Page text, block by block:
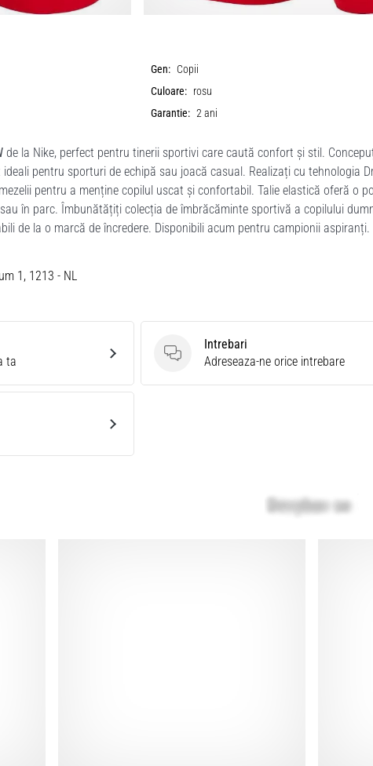
Gen: Copii
Culoare: rosu
Garantie: 2 ani
de la Nike, perfect pentru tinerii sportivi care caută confort și stil.
pentru sporturi de echipă sau joacă casual. Realizați cu tehnologia
pentru a menține copilul uscat și confortabil. Talie elastică oferă o
în parc. Îmbunătățiți colecția de îmbrăcăminte sportivă a copilului
de la o marcă de încredere. Disponibili acum pentru campionii aspiranți.
1, 1213 - NL
ta
Intrebari
Intrebari
Adreseaza-ne orice intrebare